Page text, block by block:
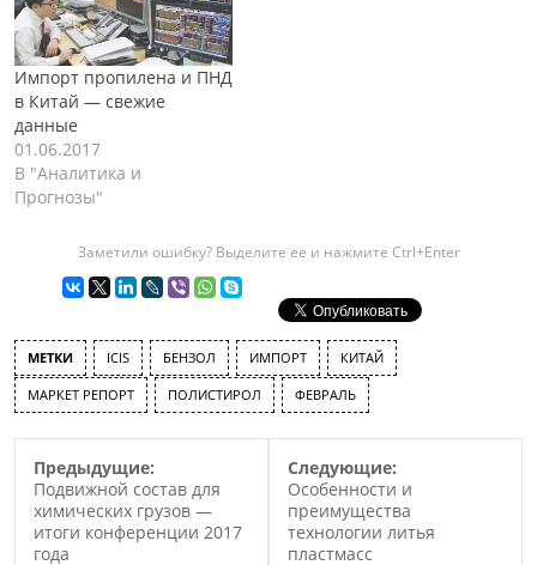
Импорт пропилена и ПНД
в Китай — свежие
данные
01.06.2017
В "Аналитика и
Прогнозы"
Заметили ошибку? Выделите ее и нажмите Ctrl+Enter
МЕТКИ ICIS БЕНЗОЛ ИМПОРТ КИТАЙ
МАРКЕТ РЕПОРТ ПОЛИСТИРОЛ ФЕВРАЛЬ
Предыдущие:
Подвижной состав для
химических грузов —
итоги конференции 2017
года
Следующие:
Особенности и
преимущества
технологии литья
пластмасс